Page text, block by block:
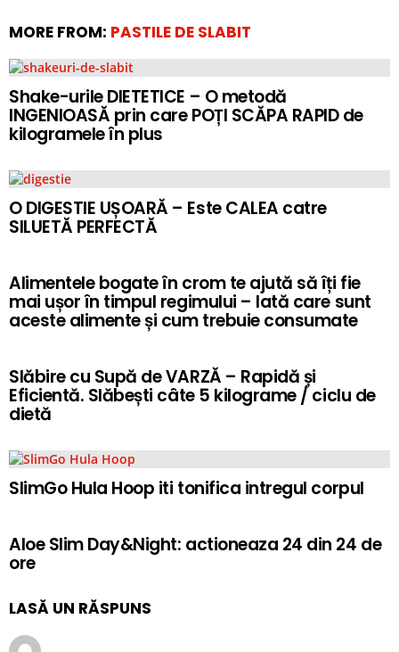
MORE FROM: PASTILE DE SLABIT
Shake-urile DIETETICE – O metodă
INGENIOASĂ prin care POȚI SCĂPA RAPID de
kilogramele în plus
O DIGESTIE UȘOARĂ – Este CALEA catre
SILUETĂ PERFECTĂ
Alimentele bogate în crom te ajută să îți fie
mai ușor în timpul regimului – Iată care sunt
aceste alimente și cum trebuie consumate
Slăbire cu Supă de VARZĂ – Rapidă și
Eficientă. Slăbești câte 5 kilograme / ciclu de
dietă
SlimGo Hula Hoop iti tonifica intregul corpul
Aloe Slim Day&Night: actioneaza 24 din 24 de
ore
LASĂ UN RĂSPUNS